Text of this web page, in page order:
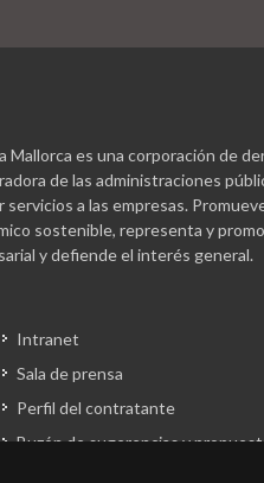
Mallorca es una corporación de
de las administraciones
servicios a las empresas.
sostenible, representa y
y defiende el interés general.
Intranet
Sala de prensa
Perfil del contratante
Buzón de sugerencias y